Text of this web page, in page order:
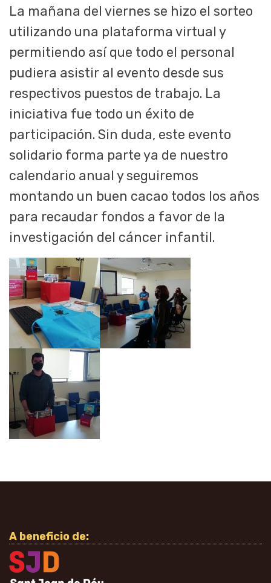
La mañana del viernes se hizo el sorteo
utilizando una plataforma virtual y
permitiendo así que todo el personal
pudiera asistir al evento desde sus
respectivos puestos de trabajo. La
iniciativa fue todo un éxito de
participación. Sin duda, este evento
solidario forma parte ya de nuestro
calendario anual y seguiremos
montando un buen cacao todos los años
para recaudar fondos a favor de la
investigación del cáncer infantil.
A beneficio de: